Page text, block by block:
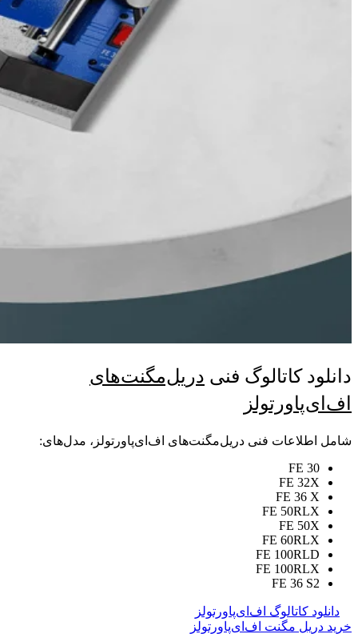
دانلود کاتالوگ فنی دریل‌مگنت‌های
اف‌ای‌پاورتولز
شامل اطلاعات فنی دریل‌مگنت‌های اف‌ای‌پاورتولز، مدل‌های:
FE 30
FE 32X
FE 36 X
FE 50RLX
FE 50X
FE 60RLX
FE 100RLD
FE 100RLX
FE 36 S2
دانلود کاتالوگ اف‌ای‌پاورتولز
خرید دریل مگنت اف‌ای‌پاورتولز